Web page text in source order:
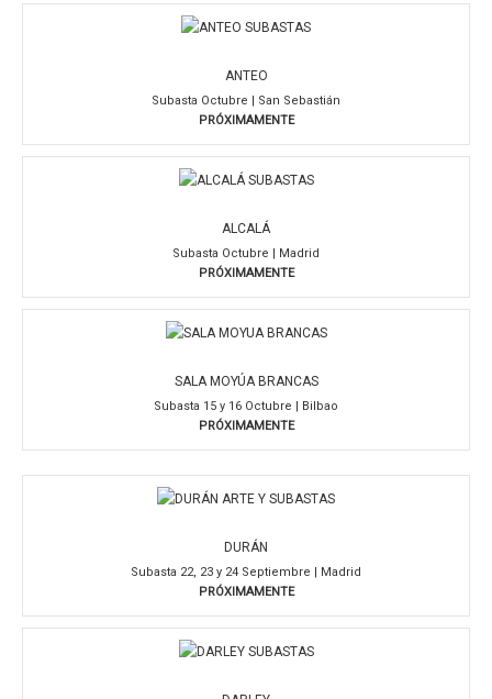
ANTEO
Subasta Octubre | San Sebastián
PRÓXIMAMENTE
ALCALÁ
Subasta Octubre | Madrid
PRÓXIMAMENTE
SALA MOYÚA BRANCAS
Subasta 15 y 16 Octubre | Bilbao
PRÓXIMAMENTE
DURÁN
Subasta 22, 23 y 24 Septiembre | Madrid
PRÓXIMAMENTE